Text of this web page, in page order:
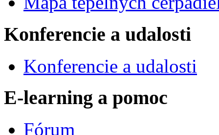
Konferencie a udalosti
Konferencie a udalosti
E-learning a pomoc
Fórum